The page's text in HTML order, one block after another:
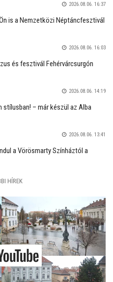
2026.08.06. 16:37
is a Nemzetközi Néptáncfesztivál
2026.08.06. 16:03
és fesztivál Fehérvárcsurgón
2026.08.06. 14:19
stílusban! – már készül az Alba
2026.08.06. 13:41
a Vörösmarty Színháztól a
HÍREK